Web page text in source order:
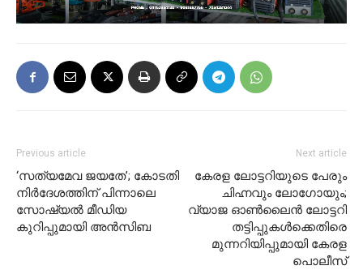
Previous article
‘സത്യമേവ ജയതേ’; കോടതി
നിര്‍ദേശത്തിന് പിന്നാലെ
സോഷ്യല്‍ മീഡിയ
കുറിപ്പുമായി അന്‍സിബ
Next article
കേരള ലോട്ടറിയുടെ പേരും
ചിഹ്നവും ലോഗോയും;
വ്യാജ ഓണ്‍ലൈന്‍ ലോട്ടറി
തട്ടിപ്പുകള്‍ക്കെതിരെ
മുന്നറിയിപ്പുമായി കേരള
പൊലീസ്